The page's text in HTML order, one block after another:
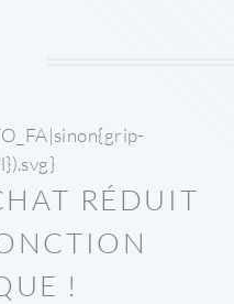
RÉDUIT
!